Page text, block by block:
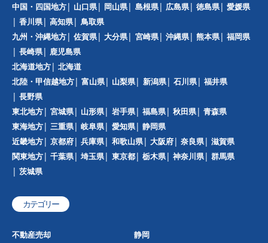
中国・四国地方 山口県 岡山県 島根県 広島県 徳島県
愛媛県
香川県
高知県
鳥取県
九州・沖縄地方
佐賀県 大分県 宮崎県 沖縄県 熊本県
福岡県
長崎県
鹿児島県
北海道地方
北海道
北陸・甲信越地方
富山県 山梨県 新潟県 石川県
福井県
長野県
東北地方
宮城県 山形県 岩手県 福島県 秋田県
青森県
東海地方
三重県 岐阜県 愛知県
静岡県
近畿地方
京都府 兵庫県 和歌山県 大阪府 奈良県
滋賀県
関東地方
千葉県 埼玉県 東京都 栃木県 神奈川県
群馬県
茨城県
カテゴリー
不動産売却 静岡